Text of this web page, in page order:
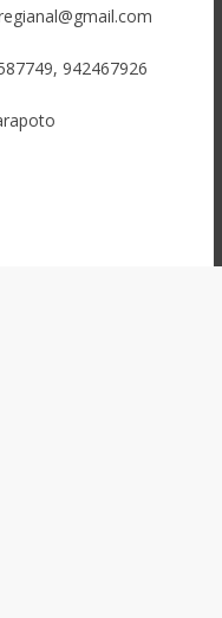
942467926